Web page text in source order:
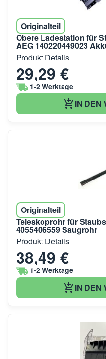
Originalteil
Obere Ladestation für
AEG 140220449023
Produkt Details
29,29 €
1-2 Werktage
IN DEN
Originalteil
Teleskoprohr für
4055406559 Saugrohr
Produkt Details
38,49 €
1-2 Werktage
IN DEN